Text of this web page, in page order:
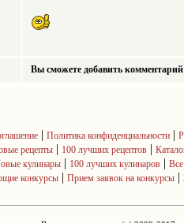
Вы сможете добавить комментарий
| Политика конфиденциальности|
рецепты | 100 лучших рецептов |
кулинары| 100 лучших кулинаров|
конкурсы | Прием заявок на конкурсы |